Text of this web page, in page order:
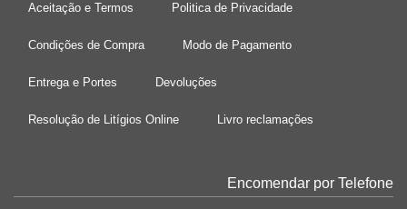
Aceitação e Termos Politica de Privacidade
Condições de Compra Modo de Pagamento
Entrega e Portes Devoluções
Resolução de Litígios Online Livro reclamações
Encomendar por Telefone